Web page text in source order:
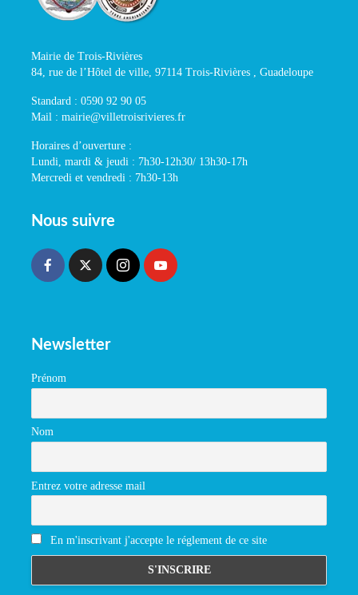
Mairie de Trois-Rivières
84, rue de l’Hôtel de ville, 97114 Trois-Rivières , Guadeloupe
Standard : 0590 92 90 05
Mail : mairie@villetroisrivieres.fr
Horaires d’ouverture :
Lundi, mardi & jeudi : 7h30-12h30/ 13h30-17h
Mercredi et vendredi : 7h30-13h
Nous suivre
Newsletter
Prénom
Nom
Entrez votre adresse mail
En m'inscrivant j'accepte le réglement de ce site